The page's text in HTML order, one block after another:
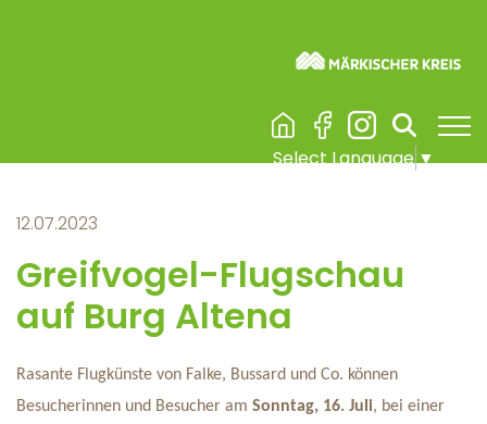
Select Language▼
Burg Altena & Erlebnisaufzug
news
12.07.2023
Greifvogel-Flugschau
auf Burg Altena
Rasante Flugkünste von Falke, Bussard und Co. können
Besucherinnen und Besucher am Sonntag, 16. Juli, bei einer